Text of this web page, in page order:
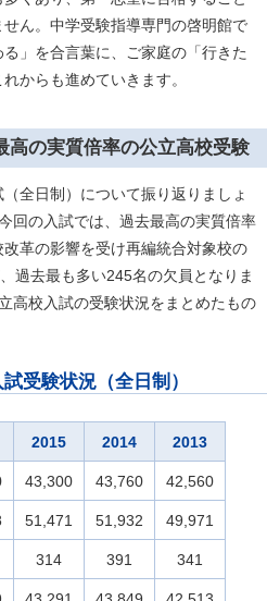
ん。中学受験指導専門の啓明館で
」を合言葉に、ご家庭の「行きた
からも進めていきます。
高の実質倍率の公立高校受験
全日制）について振り返りましょ
回の入試では、過去最高の実質倍率
革の影響を受け再編統合対象校の
過去最も多い245名の欠員となりま
高校入試の受験状況をまとめたもの
受験状況（全日制）
2015 2014 2013
43,300 43,760 42,560
51,471 51,932 49,971
314 391 341